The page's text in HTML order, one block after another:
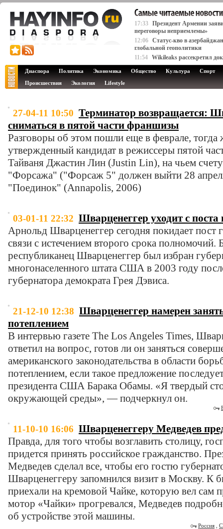
17:33 Президент Армении
переговоры неприемлемы»
12:06 Статус-кво в
глобальной геополитики
11:54 Wikileaks рассекретил
Диаспора Политика Экономика Общество Культура
Спорт
Происшествия
Экология Lifestyle
27-04-11 10:50 Терминатор возвращается:
сниматься в пятой части франшизы
Разговоры об этом пошли еще в феврале, тогда
утвержденный кандидат в режиссеры пятой
Тайваня Джастин Лин (Justin Lin), на чьем
"Форсажа" ("Форсаж 5" должен выйти 28
"Поединок" (Annapolis, 2006)
03-01-11 22:32 Шварценеггер уходит с
Арнольд Шварценеггер сегодня покидает пост
связи с истечением второго срока полномочий.
республиканец Шварценеггер был избран
многонаселенного штата США в 2003 году
губернатора демократа Грея Дэвиса.
21-12-10 12:38 Шварценеггер намерен
потеплением
В интервью газете The Los Angeles Times,
ответил на вопрос, готов ли он заняться
американского законодательства в области
потеплением, если такое предложение
президента США Барака Обамы. «Я твердый
окружающей среды», — подчеркнул он.
11-10-10 16:06 Шварценеггеру Медведев
Правда, для того чтобы возглавить столицу,
придется принять российское гражданство.
Медведев сделал все, чтобы его гостю
Шварценеггеру запомнился визит в Москву. К
приехали на кремовой Чайке, которую вел сам
мотор «Чайки» прогревался, Медведев
об устройстве этой машины.
Россия